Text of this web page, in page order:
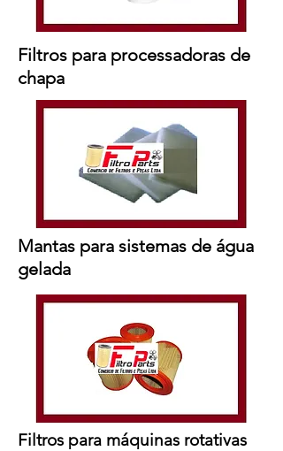
Filtros para processadoras de
chapa
Mantas para sistemas de água
gelada
Filtros para máquinas rotativas